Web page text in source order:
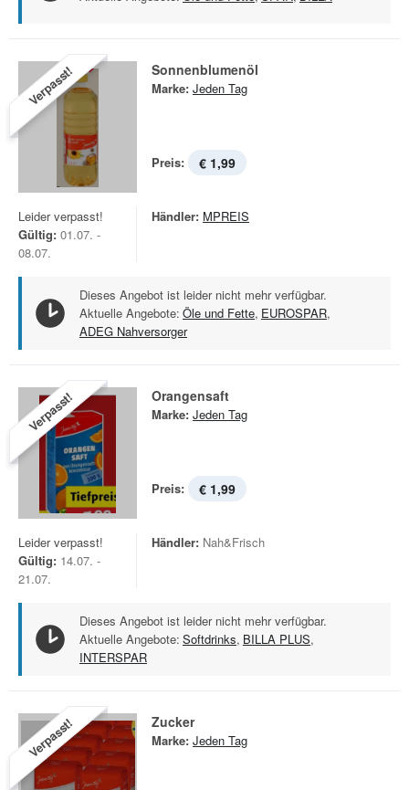
Verpasst! Sonnenblumenöl
Marke: Jeden Tag
Preis: € 1,99
Leider verpasst!
Gültig: 01.07. -
08.07.
Händler: MPREIS
Dieses Angebot ist leider nicht mehr verfügbar.
Aktuelle Angebote: Öle und Fette, EUROSPAR,
ADEG Nahversorger
Verpasst! Orangensaft
Marke: Jeden Tag
Preis: € 1,99
Leider verpasst!
Gültig: 14.07. -
21.07.
Händler: Nah&Frisch
Dieses Angebot ist leider nicht mehr verfügbar.
Aktuelle Angebote: Softdrinks, BILLA PLUS,
INTERSPAR
Verpasst! Zucker
Marke: Jeden Tag